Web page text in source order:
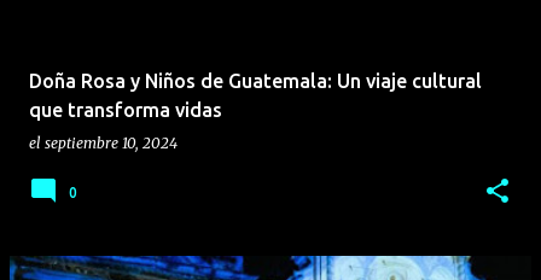
Doña Rosa y Niños de Guatemala: Un viaje cultural
que transforma vidas
el septiembre 10, 2024
0